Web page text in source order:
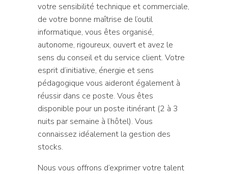
votre sensibilité technique et commerciale,
de votre bonne maîtrise de l’outil
informatique, vous êtes organisé,
autonome, rigoureux, ouvert et avez le
sens du conseil et du service client. Votre
esprit d’initiative, énergie et sens
pédagogique vous aideront également à
réussir dans ce poste. Vous êtes
disponible pour un poste itinérant (2 à 3
nuits par semaine à l’hôtel). Vous
connaissez idéalement la gestion des
stocks.
Nous vous offrons d’exprimer votre talent